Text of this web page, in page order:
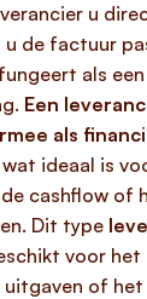
u
de factuur
als
Een
als
wat ideaal is
cashflow of
Dit type
voor het
of